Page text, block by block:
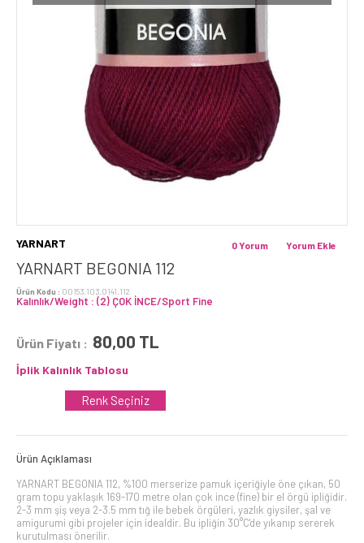
YARNART
YARNART BEGONIA 112
Ürün Kodu : 00153.103.0141.112
Kalınlık/Weight : (2) ÇOK İNCE/Sport Fine
Yorum Ekle
0 Yorum
Ürün Fiyatı : 80,00 TL
İplik Kalınlık Tablosu
Renk Seçiniz
Ürün Açıklaması
YARNART BEGONIA 112, %100 merserize pamuk içeriğiyle öne çıkan, 50
gram topu yaklaşık 169-170 metre olan çok ince (fine) bir el örgü ipliğidir.
2-3 mm şiş veya 2-3.5 mm tığ ile bebek örgüleri, yazlık giysiler, şal ve
amigurumi gibi projeler için idealdir. Bu ipliğin 30°C'de yıkanıp sererek
kurutulması önerilir.